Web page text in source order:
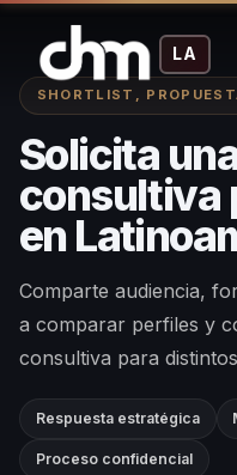
LA
SHORTLIST,
Solicita
consultiva
en
Comparte audiencia,
a comparar perfiles y
consultiva para
Respuesta estratégica
Proceso confidencial